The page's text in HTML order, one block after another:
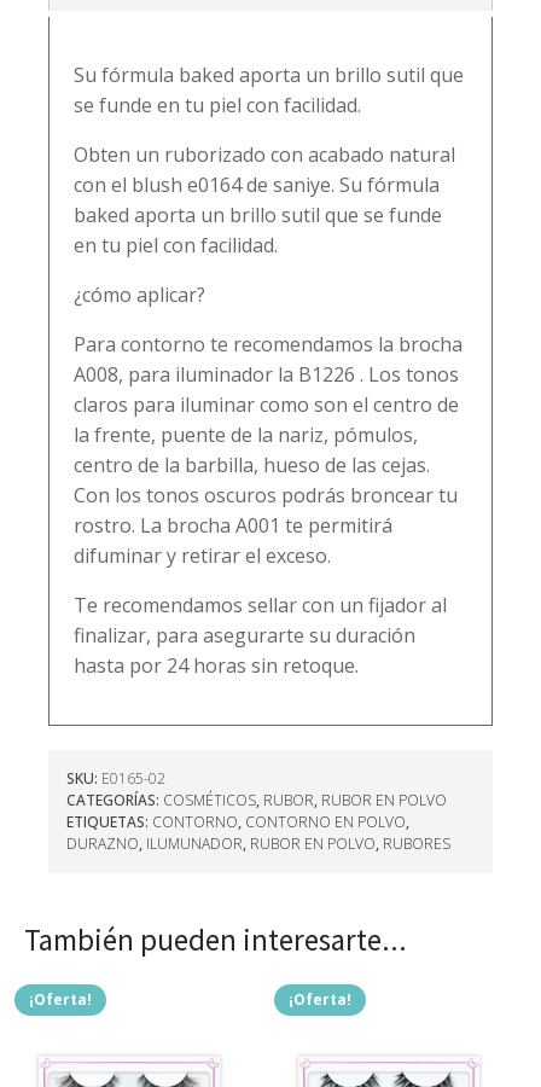
Su fórmula baked aporta un brillo sutil que
se funde en tu piel con facilidad.
Obten un ruborizado con acabado natural
con el blush e0164 de saniye. Su fórmula
baked aporta un brillo sutil que se funde
en tu piel con facilidad.
¿cómo aplicar?
Para contorno te recomendamos la brocha
A008, para iluminador la B1226 . Los tonos
claros para iluminar como son el centro de
la frente, puente de la nariz, pómulos,
centro de la barbilla, hueso de las cejas.
Con los tonos oscuros podrás broncear tu
rostro. La brocha A001 te permitirá
difuminar y retirar el exceso.
Te recomendamos sellar con un fijador al
finalizar, para asegurarte su duración
hasta por 24 horas sin retoque.
SKU: E0165-02
CATEGORÍAS: COSMÉTICOS, RUBOR, RUBOR EN POLVO
ETIQUETAS: CONTORNO, CONTORNO EN POLVO,
DURAZNO, ILUMUNADOR, RUBOR EN POLVO, RUBORES
También pueden interesarte...
¡Oferta! ¡Oferta!